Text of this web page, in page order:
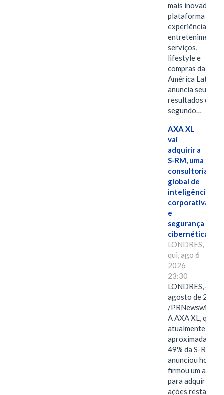
mais inovadora
plataforma de
experiências,
entretenimento,
serviços,
lifestyle e
compras da
América Latina
anuncia seus
resultados do
segundo…
AXA XL
vai
adquirir a
S-RM, uma
consultoria
global de
inteligência
corporativa
e
segurança
cibernética
LONDRES,
qui, ago 6
2026
23:30
LONDRES, 6 de
agosto de 2026
/PRNewswire/ --
A AXA XL, que
atualmente
49% da S-RM,
anunciou hoje
firmou um
para adquirir as
ações restantes